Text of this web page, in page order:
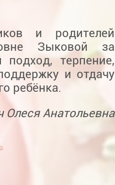
и родителей
Зыковой за
подход, терпение,
и отдачу
ребёнка.
Олеся Анатольевна